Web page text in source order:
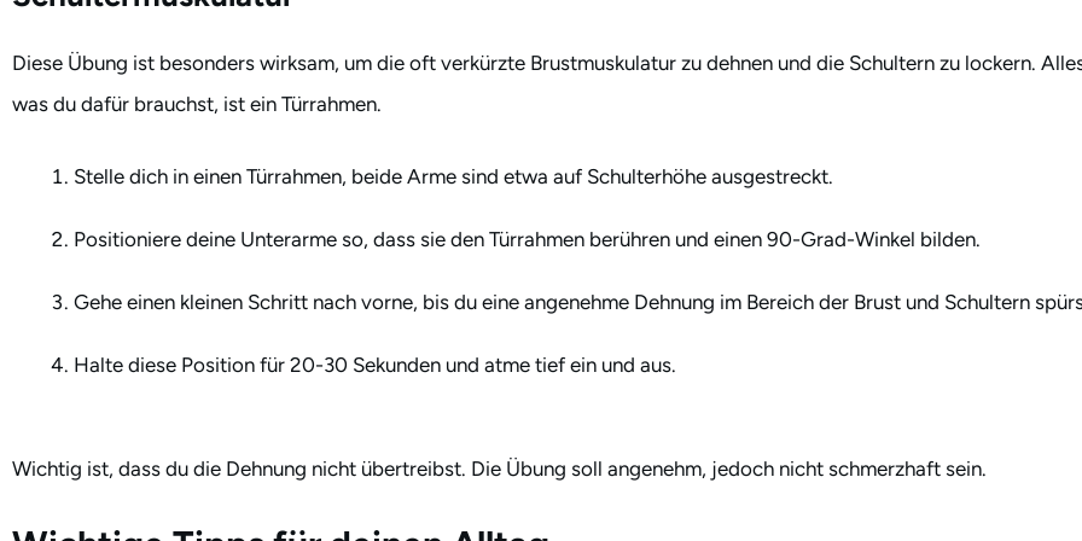
Diese Übung ist besonders wirksam, um die oft verkürzte Brustmuskulatur zu dehnen und die Schultern zu lockern.
was du dafür brauchst, ist ein Türrahmen.
Stelle dich in einen Türrahmen, beide Arme sind etwa auf Schulterhöhe ausgestreckt.
Positioniere deine Unterarme so, dass sie den Türrahmen berühren und einen 90-Grad-Winkel bilden.
Gehe einen kleinen Schritt nach vorne, bis du eine angenehme Dehnung im Bereich der Brust und Schultern
Halte diese Position für 20-30 Sekunden und atme tief ein und aus.
Wichtig ist, dass du die Dehnung nicht übertreibst. Die Übung soll angenehm, jedoch nicht schmerzhaft sein.